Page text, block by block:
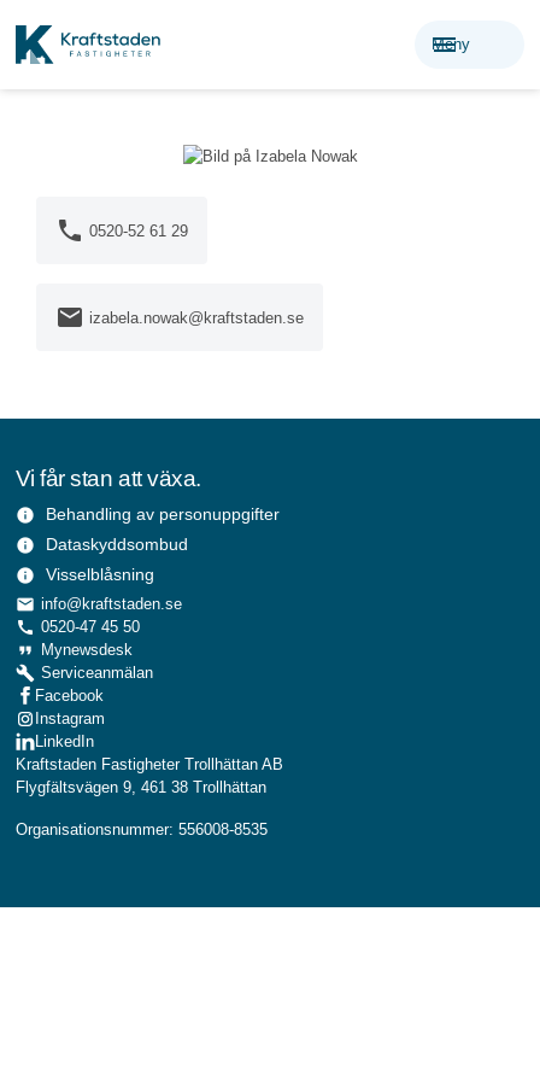
menu
Meny
phone 0520-52 61 29
mail izabela.nowak@kraftstaden.se
Vi får stan att växa.
info
Behandling av personuppgifter
info
Dataskyddsombud
info
Visselblåsning
local_post_office info@kraftstaden.se
call 0520-47 45 50
format_quote Mynewsdesk
build Serviceanmälan
Facebook
Instagram
LinkedIn
Kraftstaden Fastigheter Trollhättan AB
Flygfältsvägen 9, 461 38 Trollhättan
Organisationsnummer: 556008-8535